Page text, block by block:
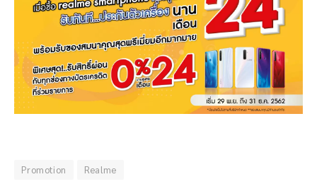
Promotion Realme